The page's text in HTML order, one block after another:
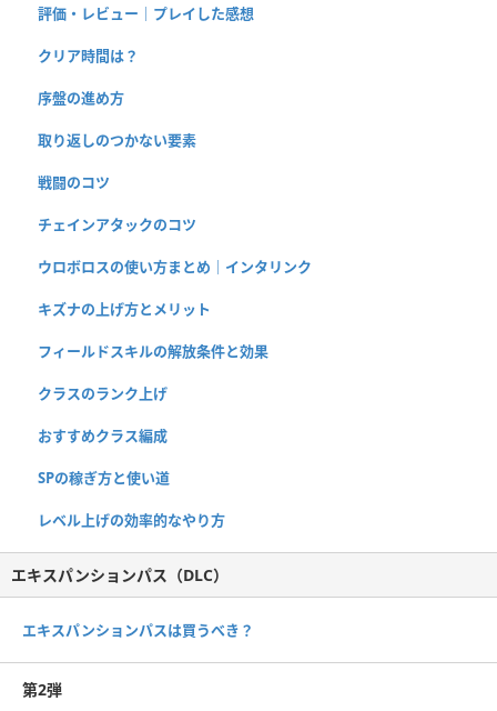
評価・レビュー｜プレイした感想
クリア時間は？
序盤の進め方
取り返しのつかない要素
戦闘のコツ
チェインアタックのコツ
ウロボロスの使い方まとめ｜インタリンク
キズナの上げ方とメリット
フィールドスキルの解放条件と効果
クラスのランク上げ
おすすめクラス編成
SPの稼ぎ方と使い道
レベル上げの効率的なやり方
エキスパンションパス（DLC）
エキスパンションパスは買うべき？
第2弾